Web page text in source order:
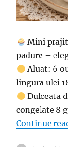
Mini
padure –
Aluat: 6
lingura ulei
Dulceata
congelate 8
Continue